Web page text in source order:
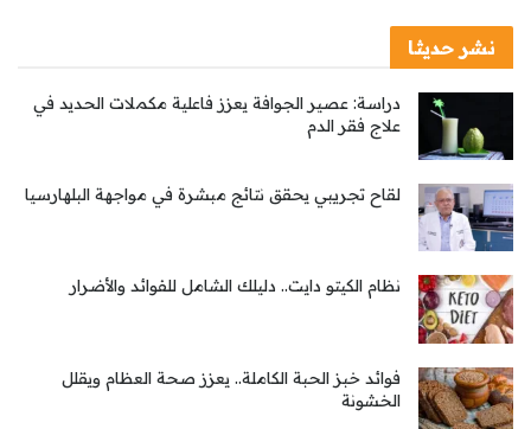
نشر حديثا
دراسة: عصير الجوافة يعزز فاعلية مكملات الحديد في
علاج فقر الدم
لقاح تجريبي يحقق نتائج مبشرة في مواجهة البلهارسيا
نظام الكيتو دايت.. دليلك الشامل للفوائد والأضرار
فوائد خبز الحبة الكاملة.. يعزز صحة العظام ويقلل
الخشونة